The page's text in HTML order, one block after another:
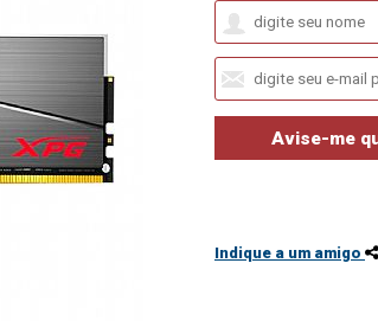
Indique a um amigo